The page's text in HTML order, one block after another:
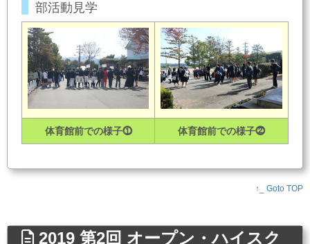
部活動見学
体育館前での様子⓵ 体育館前での様子⓶
↑_ Goto TOP
2019 第2回 オープン・ハイスク